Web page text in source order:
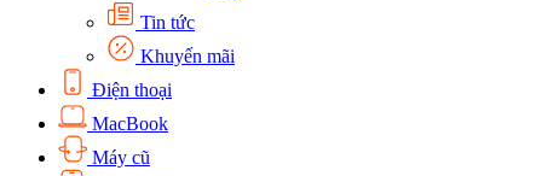
Tin tức
Khuyến mãi
Điện thoại
MacBook
Máy cũ